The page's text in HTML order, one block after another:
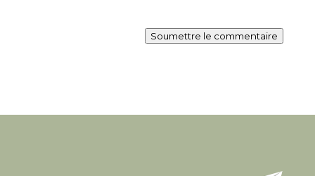
Soumettre le commentaire